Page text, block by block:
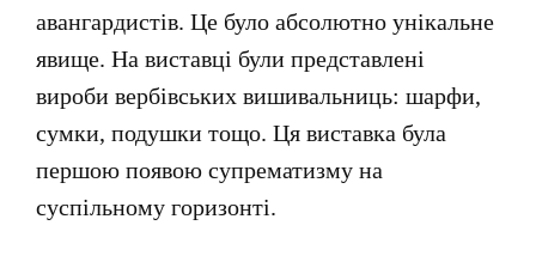
авангардистів. Це було абсолютно унікальне
явище. На виставці були представлені
вироби вербівських вишивальниць: шарфи,
сумки, подушки тощо. Ця виставка була
першою появою супрематизму на
суспільному горизонті.